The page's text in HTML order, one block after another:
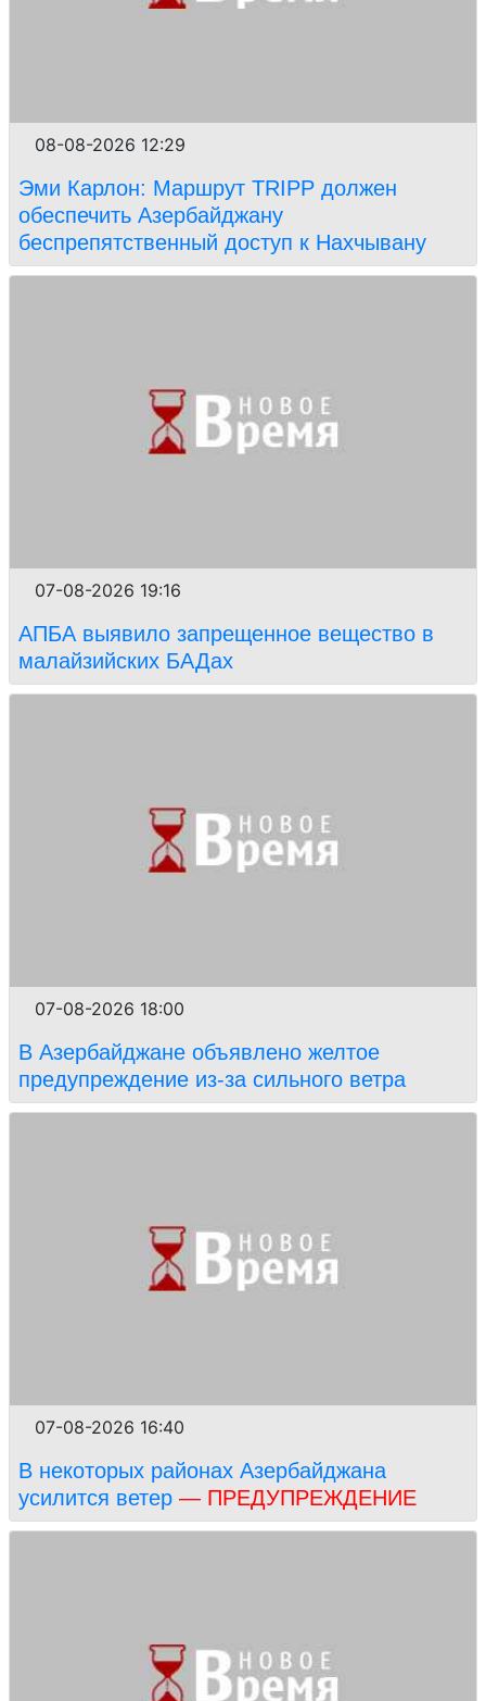
08-08-2026 12:29
Эми Карлон: Маршрут TRIPP должен
обеспечить Азербайджану
беспрепятственный доступ к Нахчывану
07-08-2026 19:16
АПБА выявило запрещенное вещество в
малайзийских БАДах
07-08-2026 18:00
В Азербайджане объявлено желтое
предупреждение из-за сильного ветра
07-08-2026 16:40
В некоторых районах Азербайджана
усилится ветер — ПРЕДУПРЕЖДЕНИЕ